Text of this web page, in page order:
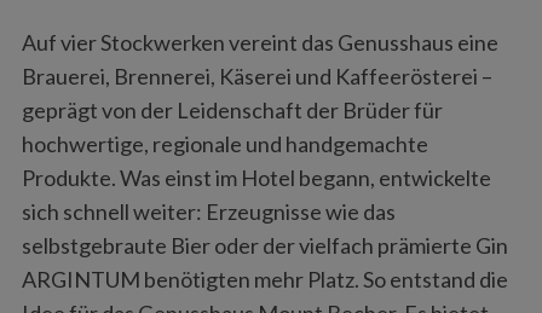
Auf vier Stockwerken vereint das Genusshaus eine
Brauerei, Brennerei, Käserei und Kaffeerösterei –
geprägt von der Leidenschaft der Brüder für
hochwertige, regionale und handgemachte
Produkte. Was einst im Hotel begann, entwickelte
sich schnell weiter: Erzeugnisse wie das
selbstgebraute Bier oder der vielfach prämierte Gin
ARGINTUM benötigten mehr Platz. So entstand die
S
e
a
r